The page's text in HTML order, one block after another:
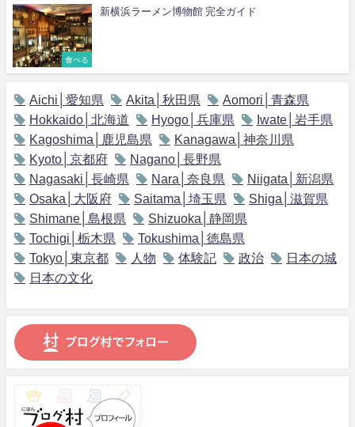
食べる
新横浜ラーメン博物館 完全ガイド
Aichi│愛知県 Akita│秋田県
Aomori│青森県
Hokkaido│北海道
Hyogo│兵庫県
Iwate│岩手県
Kagoshima│鹿児島県
Kanagawa│神奈川県
Kyoto│京都府
Nagano│長野県
Nagasaki│長崎県
Nara│奈良県
Niigata│新潟県
Osaka│大阪府
Saitama│埼玉県
Shiga│滋賀県
Shimane│島根県
Shizuoka│静岡県
Tochigi│栃木県
Tokushima│徳島県
Tokyo│東京都
人物 体験記 政治
日本の城
日本の文化